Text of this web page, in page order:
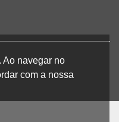
Ao navegar no
com a nossa